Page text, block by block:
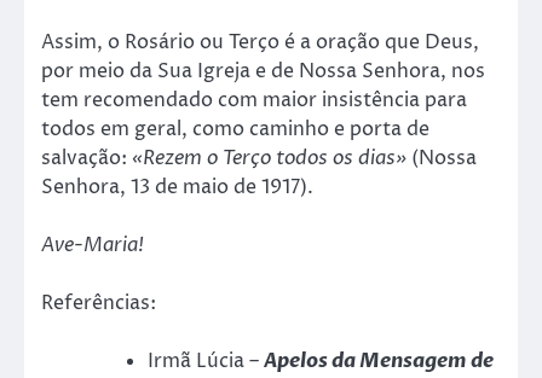
Assim, o Rosário ou Terço é a oração que Deus,
por meio da Sua Igreja e de Nossa Senhora, nos
tem recomendado com maior insistência para
todos em geral, como caminho e porta de
salvação: «Rezem o Terço todos os dias» (Nossa
Senhora, 13 de maio de 1917).
Ave-Maria!
Referências:
Irmã Lúcia–Apelos da Mensagem de